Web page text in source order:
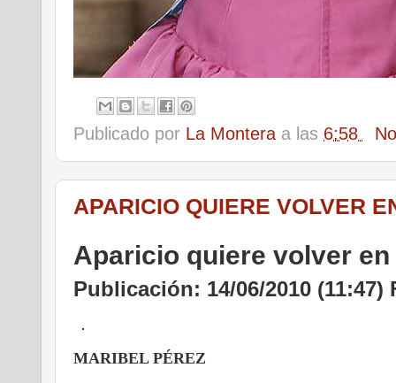
Publicado por La Montera a las 6:58
APARICIO QUIERE VOLVER
Aparicio quiere volver
Publicación: 14/06/2010
MARIBEL PÉREZ